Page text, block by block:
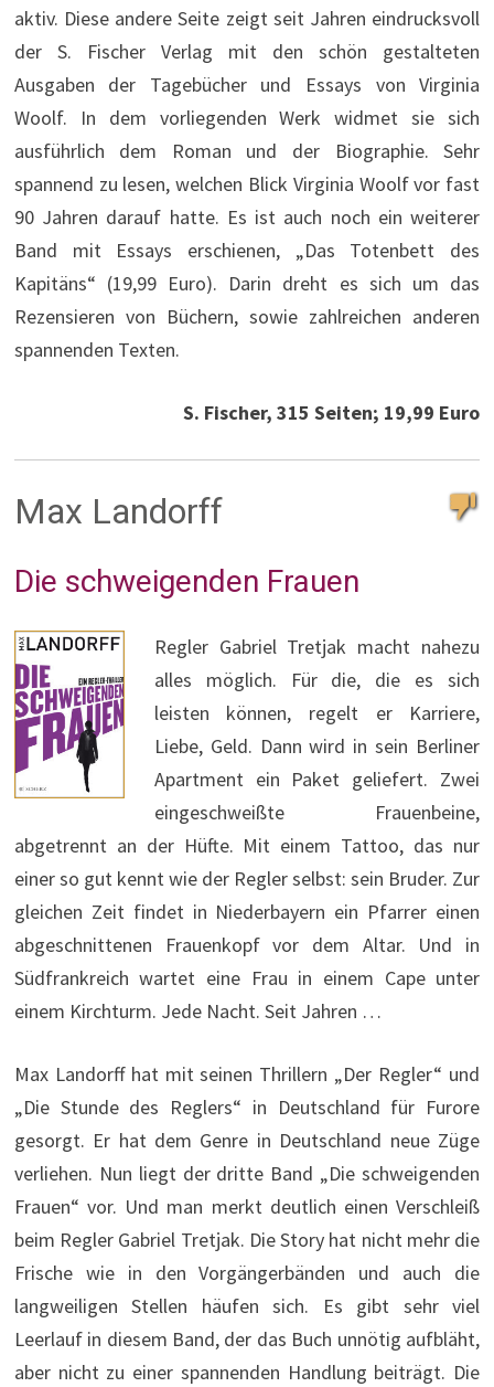
aktiv. Diese andere Seite zeigt seit Jahren eindrucksvoll
der S. Fischer Verlag mit den schön gestalteten
Ausgaben der Tagebücher und Essays von Virginia
Woolf. In dem vorliegenden Werk widmet sie sich
ausführlich dem Roman und der Biographie. Sehr
spannend zu lesen, welchen Blick Virginia Woolf vor fast
90 Jahren darauf hatte. Es ist auch noch ein weiterer
Band mit Essays erschienen, „Das Totenbett des
Kapitäns“ (19,99 Euro). Darin dreht es sich um das
Rezensieren von Büchern, sowie zahlreichen anderen
spannenden Texten.
S. Fischer, 315 Seiten; 19,99 Euro
Max Landorff
Die schweigenden Frauen
Regler Gabriel Tretjak macht nahezu
alles möglich. Für die, die es sich
leisten können, regelt er Karriere,
Liebe, Geld. Dann wird in sein Berliner
Apartment ein Paket geliefert. Zwei
eingeschweißte Frauenbeine,
abgetrennt an der Hüfte. Mit einem Tattoo, das nur
einer so gut kennt wie der Regler selbst: sein Bruder. Zur
gleichen Zeit findet in Niederbayern ein Pfarrer einen
abgeschnittenen Frauenkopf vor dem Altar. Und in
Südfrankreich wartet eine Frau in einem Cape unter
einem Kirchturm. Jede Nacht. Seit Jahren …
Max Landorff hat mit seinen Thrillern „Der Regler“ und
„Die Stunde des Reglers“ in Deutschland für Furore
gesorgt. Er hat dem Genre in Deutschland neue Züge
verliehen. Nun liegt der dritte Band „Die schweigenden
Frauen“ vor. Und man merkt deutlich einen Verschleiß
beim Regler Gabriel Tretjak. Die Story hat nicht mehr die
Frische wie in den Vorgängerbänden und auch die
langweiligen Stellen häufen sich. Es gibt sehr viel
Leerlauf in diesem Band, der das Buch unnötig aufbläht,
aber nicht zu einer spannenden Handlung beiträgt. Die